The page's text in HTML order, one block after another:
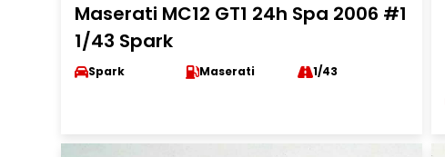
Maserati MC12 GT1 24h Spa 2006 #1
1/43 Spark
Spark Maserati 1/43